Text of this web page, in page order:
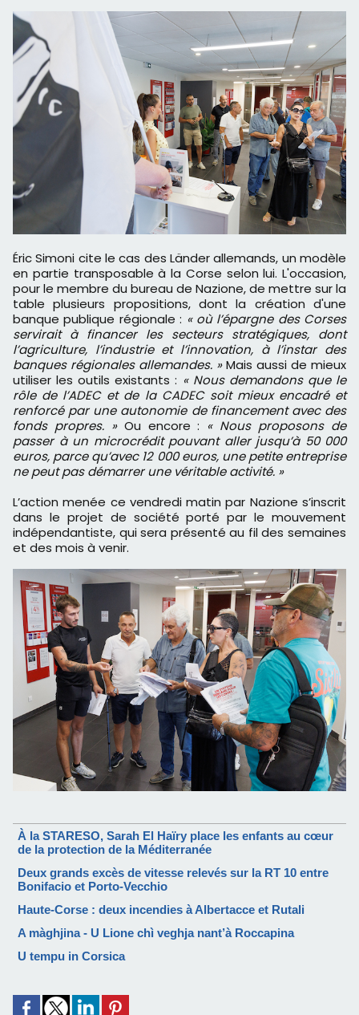
Éric Simoni cite le cas des Länder allemands, un modèle
en partie transposable à la Corse selon lui. L'occasion,
pour le membre du bureau de Nazione, de mettre sur la
table plusieurs propositions, dont la création d'une
banque publique régionale : « où l’épargne des Corses
servirait à financer les secteurs stratégiques, dont
l’agriculture, l’industrie et l’innovation, à l’instar des
banques régionales allemandes. »Mais aussi de mieux
utiliser les outils existants : « Nous demandons que le
rôle de l’ADEC et de la CADEC soit mieux encadré et
renforcé par une autonomie de financement avec des
fonds propres. »Ou encore : « Nous proposons de
passer à un microcrédit pouvant aller jusqu’à 50 000
euros, parce qu’avec 12 000 euros, une petite entreprise
ne peut pas démarrer une véritable activité. »
L’action menée ce vendredi matin par Nazione s’inscrit
dans le projet de société porté par le mouvement
indépendantiste, qui sera présenté au fil des semaines
et des mois à venir.
À la STARESO, Sarah El Haïry place les enfants au cœur
de la protection de la Méditerranée
Deux grands excès de vitesse relevés sur la RT 10 entre
Bonifacio et Porto-Vecchio
Haute-Corse : deux incendies à Albertacce et Rutali
A màghjina - U Lione chì veghja nant’à Roccapina
U tempu in Corsica